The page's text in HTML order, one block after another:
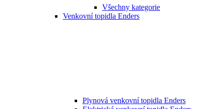
Všechny kategorie
Venkovní topidla Enders
Plynová venkovní topidla Enders